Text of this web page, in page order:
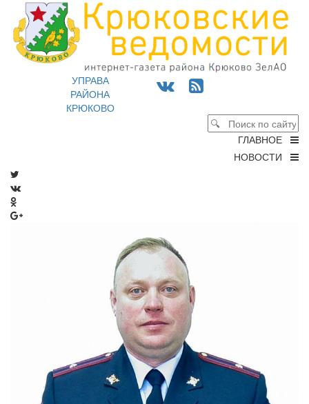
УПРАВА
РАЙОНА
КРЮКОВО
ГЛАВНОЕ
НОВОСТИ